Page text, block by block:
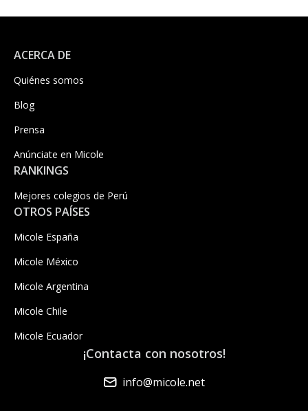
ACERCA DE
Quiénes somos
Blog
Prensa
Anúnciate en Micole
RANKINGS
Mejores colegios de Perú
OTROS PAÍSES
Micole España
Micole México
Micole Argentina
Micole Chile
Micole Ecuador
¡Contacta con nosotros!
info@micole.net